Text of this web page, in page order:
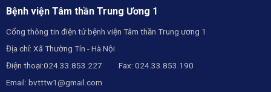
Bệnh viện Tâm thần Trung Ương 1
Cổng thông tin điện tử bệnh viện Tâm thần Trung ương 1
Địa chỉ: Xã Thường Tín - Hà Nội
Điện thoại:024.33.853.227 Fax: 024.33.853.190
Email: bvtttw1@gmail.com